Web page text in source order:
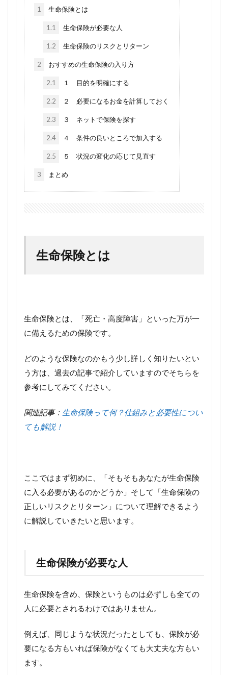
1 生命保険とは
1.1 生命保険が必要な人
1.2 生命保険のリスクとリターン
2 おすすめの生命保険の入り方
2.1 １ 目的を明確にする
2.2 ２ 必要になるお金を計算しておく
2.3 ３ ネットで保険を探す
2.4 ４ 条件の良いところで加入する
2.5 ５ 状況の変化の応じて見直す
3 まとめ
生命保険とは
生命保険とは、「死亡・高度障害」といった万が一
に備えるための保険です。
どのような保険なのかもう少し詳しく知りたいとい
う方は、過去の記事で紹介していますのでそちらを
参考にしてみてください。
関連記事： 生命保険って何？仕組みと必要性につい
ても解説！
ここではまず初めに、「そもそもあなたが生命保険
に入る必要があるのかどうか」そして「生命保険の
正しいリスクとリターン」について理解できるよう
に解説していきたいと思います。
生命保険が必要な人
生命保険を含め、保険というものは必ずしも全ての
人に必要とされるわけではありません。
例えば、同じような状況だったとしても、保険が必
要になる方もいれば保険がなくても大丈夫な方もい
ます。